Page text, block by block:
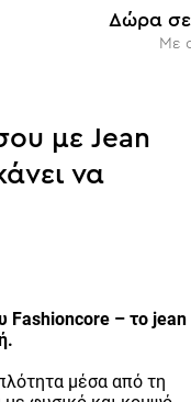
Δώρα σε
Με
με Jean
να
Fashioncore – το jean
μέσα από τη